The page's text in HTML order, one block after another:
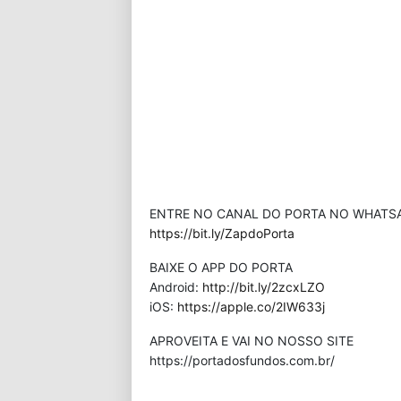
ENTRE NO CANAL DO PORTA NO
https://bit.ly/ZapdoPorta
BAIXE O APP DO PORTA
Android: http://bit.ly/2zcxLZO
iOS: https://apple.co/2IW633j
APROVEITA E VAI NO NOSSO SITE
⁠https://portadosfundos.com.br/